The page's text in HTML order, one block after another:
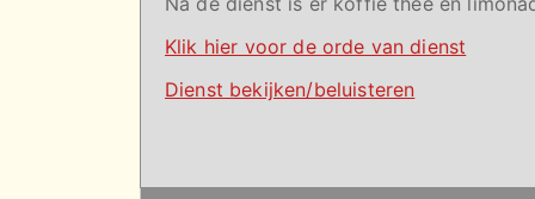
Klik hier voor de orde van dienst
Dienst bekijken/beluisteren